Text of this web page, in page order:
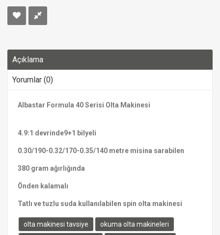
Açıklama
Yorumlar (0)
Albastar Formula 40 Serisi Olta Makinesi
4.9:1 devrinde9+1 bilyeli
0.30/190-0.32/170-0.35/140 metre misina sarabilen
380 gram ağırlığında
Önden kalamalı
Tatlı ve tuzlu suda kullanılabilen spin olta makinesi
olta makinesi tavsiye
okuma olta makineleri